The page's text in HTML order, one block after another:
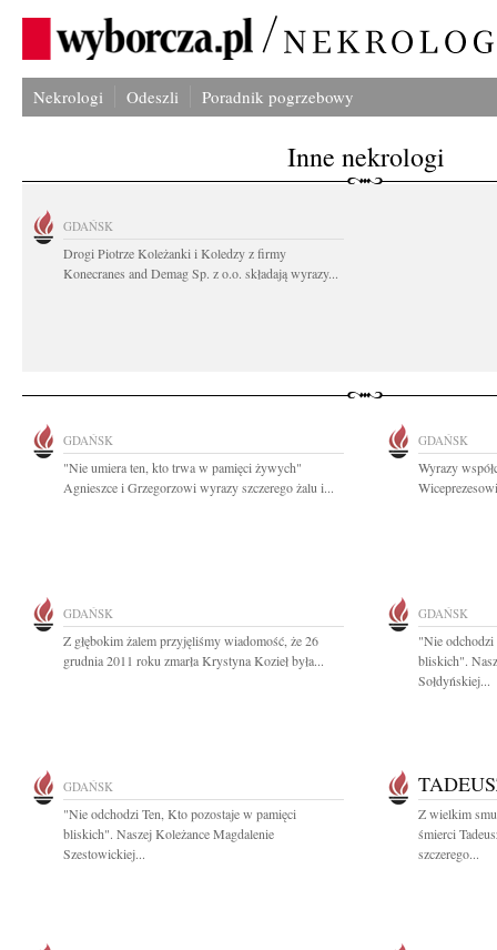
Nekrologi Odeszli Poradnik pogrzebowy
Inne nekrologi
GDAŃSK
Drogi Piotrze Koleżanki i Koledzy z firmy
Konecranes and Demag Sp. z o.o. składają wyrazy...
GDAŃSK
"Nie umiera ten, kto trwa w pamięci żywych"
Agnieszce i Grzegorzowi wyrazy szczerego żalu i...
GDAŃSK
Wyrazy
GDAŃSK
Z głębokim żalem przyjęliśmy wiadomość, że 26
grudnia 2011 roku zmarła Krystyna Kozieł była...
GDAŃSK
"Nie odchodzi
bliskich".
Sołdyńskiej...
GDAŃSK
"Nie odchodzi Ten, Kto pozostaje w pamięci
bliskich". Naszej Koleżance Magdalenie
Szestowickiej...
Z wielkim
śmierci
szczerego...